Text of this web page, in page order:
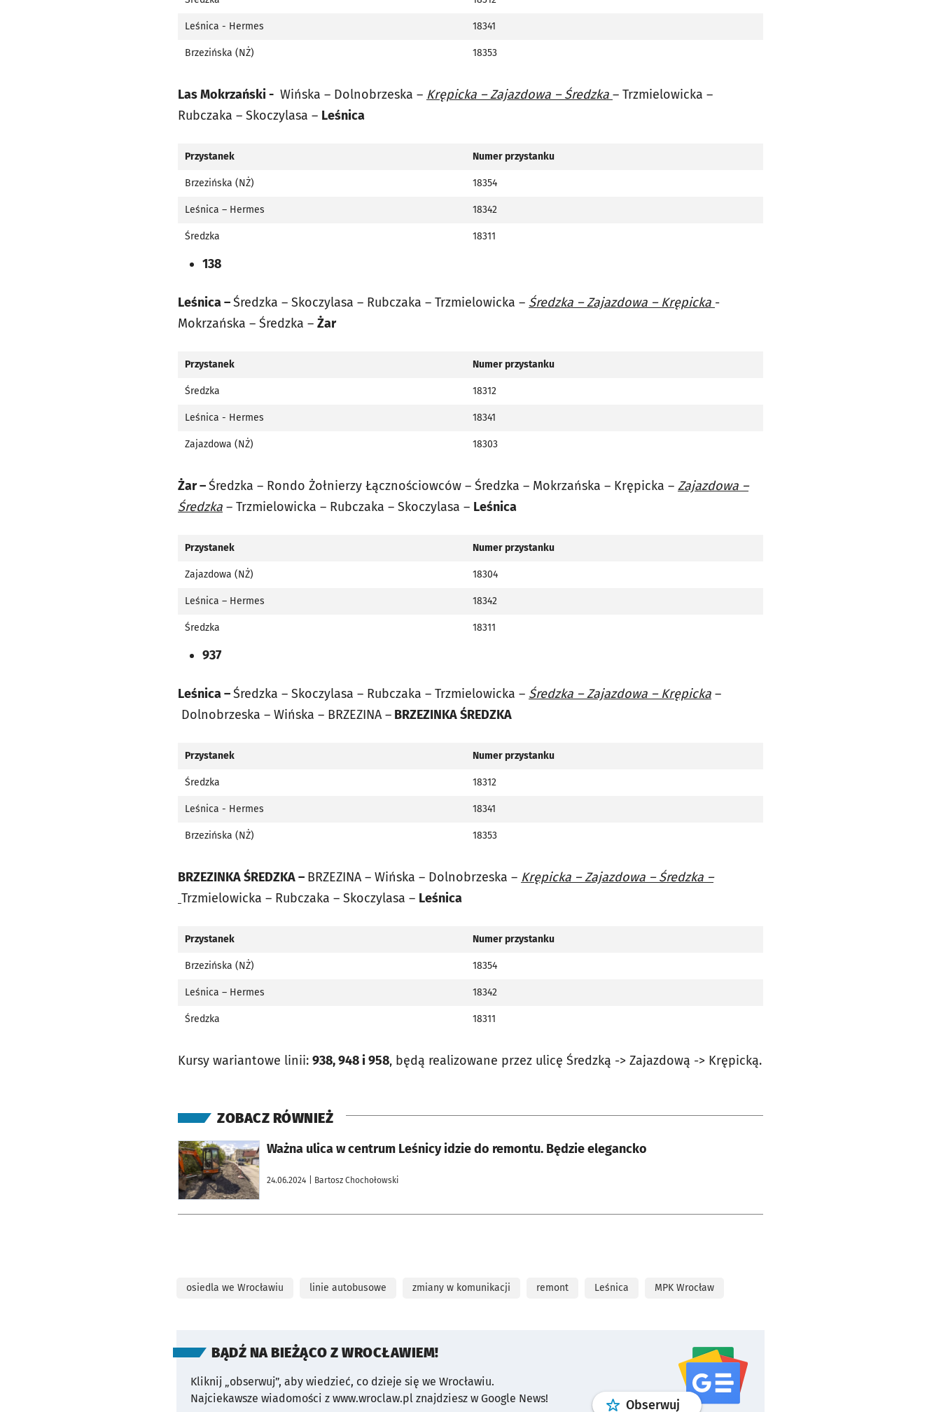
Leśnica - Hermes 18341
Brzezińska (NŻ) 18353
Las Mokrzański - Wińska – Dolnobrzeska – Krępicka – Zajazdowa – Średzka – Trzmielowicka –
Rubczaka – Skoczylasa – Leśnica
Przystanek Numer przystanku
Brzezińska (NŻ) 18354
Leśnica – Hermes 18342
Średzka 18311
138
Leśnica –Średzka – Skoczylasa – Rubczaka – Trzmielowicka – Średzka – Zajazdowa – Krępicka -
Mokrzańska – Średzka – Żar
Przystanek Numer przystanku
Średzka 18312
Leśnica - Hermes 18341
Zajazdowa (NŻ) 18303
Żar –Średzka – Rondo Żołnierzy Łącznościowców – Średzka – Mokrzańska – Krępicka – Zajazdowa –
Średzka – Trzmielowicka – Rubczaka – Skoczylasa – Leśnica
Przystanek Numer przystanku
Zajazdowa (NŻ) 18304
Leśnica – Hermes 18342
Średzka 18311
937
Leśnica –Średzka – Skoczylasa – Rubczaka – Trzmielowicka – Średzka – Zajazdowa – Krępicka –
Dolnobrzeska – Wińska – BRZEZINA – BRZEZINKA ŚREDZKA
Przystanek Numer przystanku
Średzka 18312
Leśnica - Hermes 18341
Brzezińska (NŻ) 18353
BRZEZINKA ŚREDZKA – BRZEZINA – Wińska – Dolnobrzeska – Krępicka – Zajazdowa – Średzka –
Trzmielowicka – Rubczaka – Skoczylasa – Leśnica
Przystanek Numer przystanku
Brzezińska (NŻ) 18354
Leśnica – Hermes 18342
Średzka 18311
Kursy wariantowe linii: 938, 948 i 958, będą realizowane przez ulicę Średzką -> Zajazdową -> Krępicką.
ZOBACZ RÓWNIEŻ
Ważna ulica w centrum Leśnicy idzie do remontu. Będzie elegancko
24.06.2024 | Bartosz Chochołowski
otworzy się w nowej karcie
osiedla we Wrocławiu linie autobusowe zmiany w komunikacji remont Leśnica MPK Wrocław
BĄDŹ NA BIEŻĄCO Z WROCŁAWIEM!
Kliknij „obserwuj”, aby wiedzieć, co dzieje się we Wrocławiu.
Najciekawsze wiadomości z www.wroclaw.pl znajdziesz w Google News!
Obserwuj profilgoogle news